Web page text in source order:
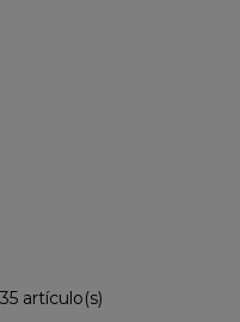
artículo(s)